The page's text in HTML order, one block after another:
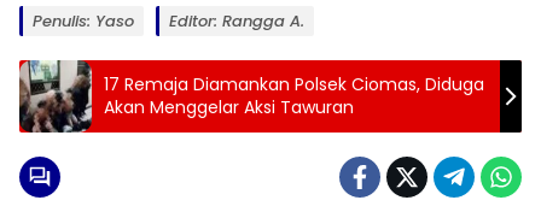
Penulis: Yaso Editor: Rangga A.
17 Remaja Diamankan Polsek Ciomas, Diduga
Akan Menggelar Aksi Tawuran